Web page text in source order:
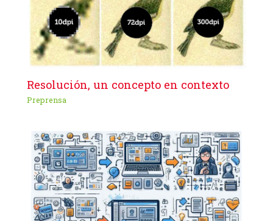
Resolución, un concepto en contexto
Preprensa